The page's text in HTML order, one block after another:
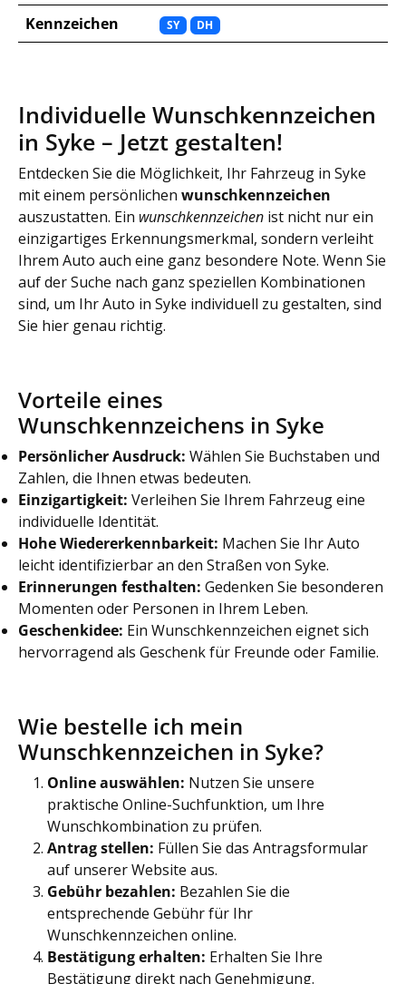
Kennzeichen SY DH
Individuelle Wunschkennzeichen
in Syke – Jetzt gestalten!
Entdecken Sie die Möglichkeit, Ihr Fahrzeug in Syke
mit einem persönlichen wunschkennzeichen
auszustatten. Ein wunschkennzeichen ist nicht nur ein
einzigartiges Erkennungsmerkmal, sondern verleiht
Ihrem Auto auch eine ganz besondere Note. Wenn Sie
auf der Suche nach ganz speziellen Kombinationen
sind, um Ihr Auto in Syke individuell zu gestalten, sind
Sie hier genau richtig.
Vorteile eines
Wunschkennzeichens in Syke
Persönlicher Ausdruck: Wählen Sie Buchstaben und
Zahlen, die Ihnen etwas bedeuten.
Einzigartigkeit: Verleihen Sie Ihrem Fahrzeug eine
individuelle Identität.
Hohe Wiedererkennbarkeit: Machen Sie Ihr Auto
leicht identifizierbar an den Straßen von Syke.
Erinnerungen festhalten: Gedenken Sie besonderen
Momenten oder Personen in Ihrem Leben.
Geschenkidee: Ein Wunschkennzeichen eignet sich
hervorragend als Geschenk für Freunde oder Familie.
Wie bestelle ich mein
Wunschkennzeichen in Syke?
Online auswählen: Nutzen Sie unsere
praktische Online-Suchfunktion, um Ihre
Wunschkombination zu prüfen.
Antrag stellen: Füllen Sie das Antragsformular
auf unserer Website aus.
Gebühr bezahlen: Bezahlen Sie die
entsprechende Gebühr für Ihr
Wunschkennzeichen online.
Bestätigung erhalten: Erhalten Sie Ihre
Bestätigung direkt nach Genehmigung.